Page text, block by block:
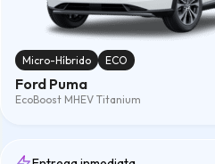
Micro-Híbrido ECO
Ford Puma
EcoBoost MHEV Titanium